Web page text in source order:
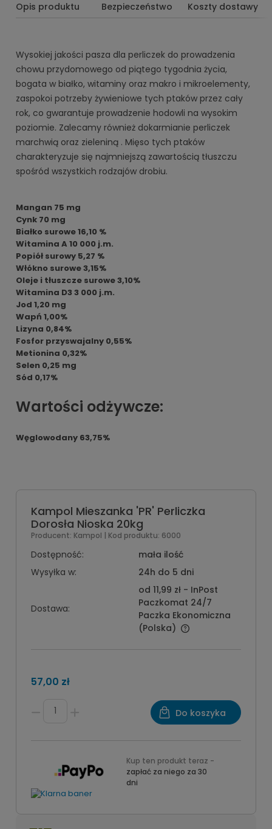
Opis produktu Bezpieczeństwo Koszty dostawy
Wysokiej jakości pasza dla perliczek do prowadzenia
chowu przydomowego od piątego tygodnia życia,
bogata w białko, witaminy oraz makro i mikroelementy,
zaspokoi potrzeby żywieniowe tych ptaków przez cały
rok, co gwarantuje prowadzenie hodowli na wysokim
poziomie. Zalecamy również dokarmianie perliczek
marchwią oraz zieleniną . Mięso tych ptaków
charakteryzuje się najmniejszą zawartością tłuszczu
spośród wszystkich rodzajów drobiu.
Mangan 75 mg
Cynk 70 mg
Białko surowe 16,10 %
Witamina A 10 000 j.m.
Popiół surowy 5,27 %
Włókno surowe 3,15%
Oleje i tłuszcze surowe 3,10%
Witamina D3 3 000 j.m.
Jod 1,20 mg
Wapń 1,00%
Lizyna 0,84%
Fosfor przyswajalny 0,55%
Metionina 0,32%
Selen 0,25 mg
Sód 0,17%
Wartości odżywcze:
Węglowodany 63,75%
Kampol Mieszanka 'PR' Perliczka
Dorosła Nioska 20kg
Producent: Kampol | Kod produktu: 6000
Dostępność:
mała ilość
Wysyłka w:
24h do 5 dni
Dostawa:
od 11,99 zł - InPost
Paczkomat 24/7
Paczka Ekonomiczna
(Polska)
57,00 zł
Do koszyka
Kup ten produkt teraz -
zapłać za niego za 30
dni